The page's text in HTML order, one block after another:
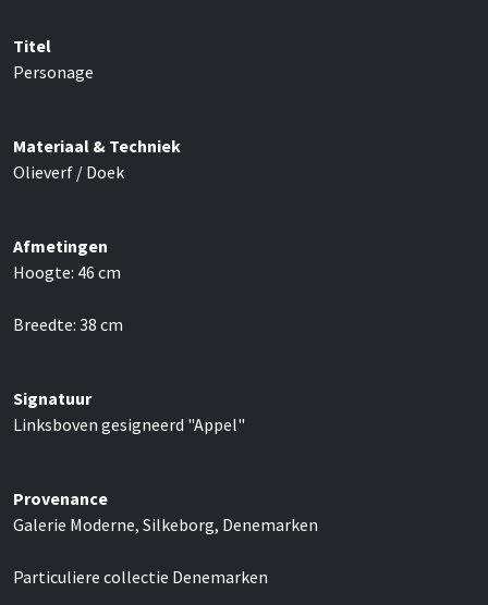
Titel
Personage
Materiaal & Techniek
Olieverf / Doek
Afmetingen
Hoogte: 46 cm
Breedte: 38 cm
Signatuur
Linksboven gesigneerd "Appel"
Provenance
Galerie Moderne, Silkeborg, Denemarken
Particuliere collectie Denemarken